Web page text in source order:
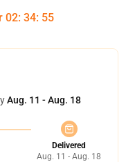
02: 34: 54
Aug. 11 - Aug. 18
Delivered
Aug. 11 - Aug. 18